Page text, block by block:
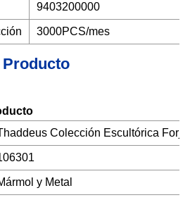
9403200000
3000PCS/mes
Colección Escultórica
y Metal